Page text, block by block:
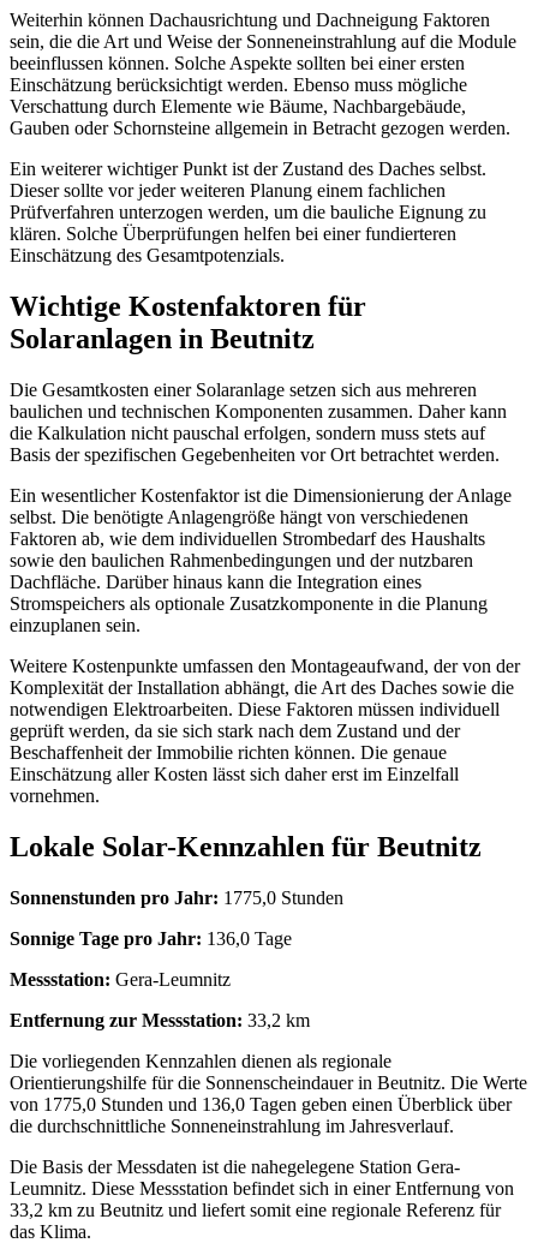
Weiterhin können Dachausrichtung und Dachneigung Faktoren
sein, die die Art und Weise der Sonneneinstrahlung auf die Module
beeinflussen können. Solche Aspekte sollten bei einer ersten
Einschätzung berücksichtigt werden. Ebenso muss mögliche
Verschattung durch Elemente wie Bäume, Nachbargebäude,
Gauben oder Schornsteine allgemein in Betracht gezogen werden.
Ein weiterer wichtiger Punkt ist der Zustand des Daches selbst.
Dieser sollte vor jeder weiteren Planung einem fachlichen
Prüfverfahren unterzogen werden, um die bauliche Eignung zu
klären. Solche Überprüfungen helfen bei einer fundierteren
Einschätzung des Gesamtpotenzials.
Wichtige Kostenfaktoren für
Solaranlagen in Beutnitz
Die Gesamtkosten einer Solaranlage setzen sich aus mehreren
baulichen und technischen Komponenten zusammen. Daher kann
die Kalkulation nicht pauschal erfolgen, sondern muss stets auf
Basis der spezifischen Gegebenheiten vor Ort betrachtet werden.
Ein wesentlicher Kostenfaktor ist die Dimensionierung der Anlage
selbst. Die benötigte Anlagengröße hängt von verschiedenen
Faktoren ab, wie dem individuellen Strombedarf des Haushalts
sowie den baulichen Rahmenbedingungen und der nutzbaren
Dachfläche. Darüber hinaus kann die Integration eines
Stromspeichers als optionale Zusatzkomponente in die Planung
einzuplanen sein.
Weitere Kostenpunkte umfassen den Montageaufwand, der von der
Komplexität der Installation abhängt, die Art des Daches sowie die
notwendigen Elektroarbeiten. Diese Faktoren müssen individuell
geprüft werden, da sie sich stark nach dem Zustand und der
Beschaffenheit der Immobilie richten können. Die genaue
Einschätzung aller Kosten lässt sich daher erst im Einzelfall
vornehmen.
Lokale Solar-Kennzahlen für Beutnitz
Sonnenstunden pro Jahr: 1775,0 Stunden
Sonnige Tage pro Jahr: 136,0 Tage
Messstation: Gera-Leumnitz
Entfernung zur Messstation: 33,2 km
Die vorliegenden Kennzahlen dienen als regionale
Orientierungshilfe für die Sonnenscheindauer in Beutnitz. Die Werte
von 1775,0 Stunden und 136,0 Tagen geben einen Überblick über
die durchschnittliche Sonneneinstrahlung im Jahresverlauf.
Die Basis der Messdaten ist die nahegelegene Station Gera-
Leumnitz. Diese Messstation befindet sich in einer Entfernung von
33,2 km zu Beutnitz und liefert somit eine regionale Referenz für
das Klima.